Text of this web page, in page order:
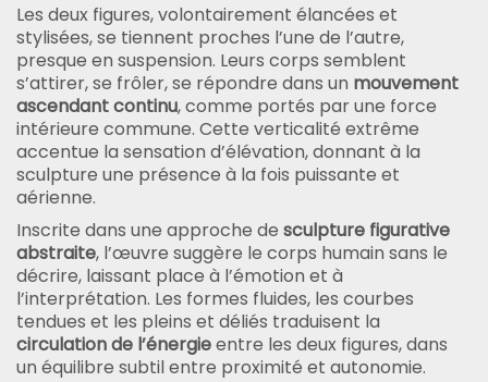
Les deux figures, volontairement élancées et
stylisées, se tiennent proches l’une de l’autre,
presque en suspension. Leurs corps semblent
s’attirer, se frôler, se répondre dans un mouvement
ascendant continu, comme portés par une force
intérieure commune. Cette verticalité extrême
accentue la sensation d’élévation, donnant à la
sculpture une présence à la fois puissante et
aérienne.
Inscrite dans une approche de sculpture figurative
abstraite, l’œuvre suggère le corps humain sans le
décrire, laissant place à l’émotion et à
l’interprétation. Les formes fluides, les courbes
tendues et les pleins et déliés traduisent la
circulation de l’énergieentre les deux figures, dans
un équilibre subtil entre proximité et autonomie.